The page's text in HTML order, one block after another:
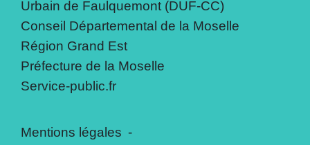
Urbain de Faulquemont (DUF-CC)
Conseil Départemental de la Moselle
Région Grand Est
Préfecture de la Moselle
Service-public.fr
Mentions légales -